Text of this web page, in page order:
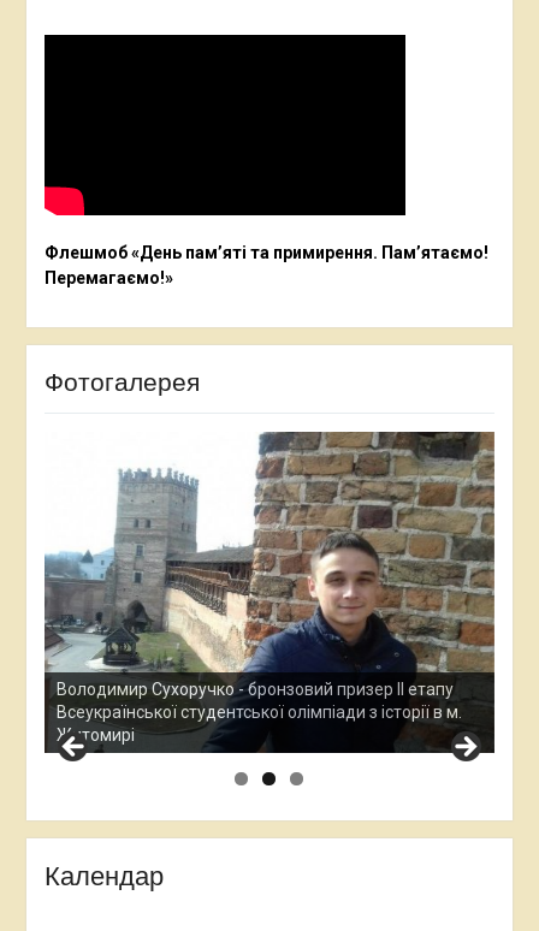
Флешмоб «День пам’яті та примирення. Пам’ятаємо!
Перемагаємо!»
Фотогалерея
Остап Кардаш - бронзовий призер ІІ етапу
Всеукраїнської студентської олімпади з історії в м.
Житомирі
Календар